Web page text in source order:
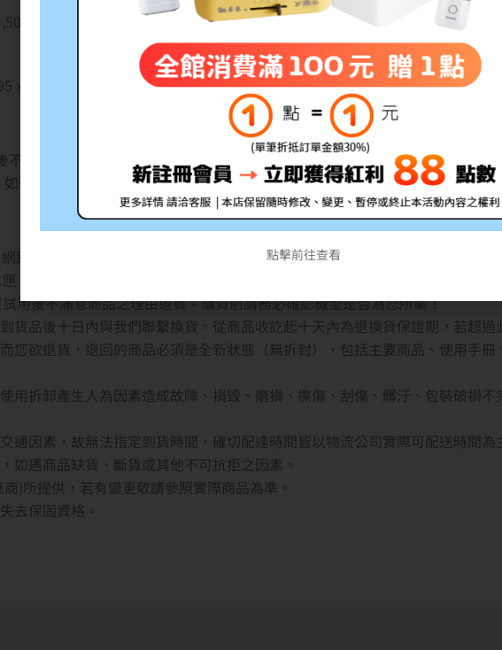
張 備註:所有的印量均是在A4紙張上列印5%的
x 147 x 161 公釐
不予退貨(除新品不良)，拆封前請務必確認清楚型號!!
遇缺貨將另行通知
路購物消費者均享有商品到貨 七天鑑賞期（非試用期） 之權益。如欲試用請
、專用紙儲存媒體如光碟片、磁帶）及軟體類等商品，購買後一經拆封使用
用後不滿意商品之理由退貨。購買前請務必確認機型是否為您所需！
貨品後十日內與我們聯繫換貨。從商品收訖起十天內為退換貨保證期，若超過
您欲退貨，退回的商品必須是全新狀態（無拆封），包括主要商品、使用手
用拆卸產生人為因素造成故障、損毀、磨損、擦傷、刮傷、髒汙、包裝破損
通因素，故無法指定到貨時間，確切配達時間皆以物流公司實際可配送時間為
如遇商品缺貨、斷貨或其他不可抗拒之因素。
)所提供，若有變更敬請參照實際商品為準。
去保固資格。
點擊前往查看